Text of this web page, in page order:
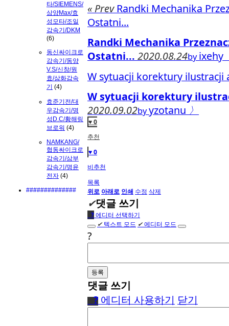
타/SIEMENS/
삼양Max/효
성모타/조일
감속기/DKM
(6)
동신싸이크로
감속기/동양
V.S/신창/원
효/삼화감속
기 (4)
효준기전/대
우감속기/명
성D.C/황해링
브로워 (4)
NAMKANG/
협동싸이크로
감속기/삼부
감속기/명윤
전자 (4)
##############
« PrevRandki Mechanika
Ostatni...
Randki Mechanika
Ostatni... 2020.08.24byixehy
W sytuacji korektury
W sytuacji korektury
2020.09.02byyzotanu 〉
♥ 0
추천
♥ 0
비추천
목록
위로 아래로 인쇄 수정 삭제
✔댓글 쓰기
?에디터 선택하기
✔텍스트 모드 ✔에디터 모드
?
댓글 쓰기
●? 에디터 사용하기 닫기